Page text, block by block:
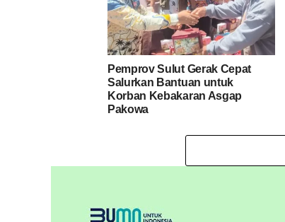
Pemprov Sulut Gerak Cepat
Salurkan Bantuan untuk
Korban Kebakaran Asgap
Pakowa